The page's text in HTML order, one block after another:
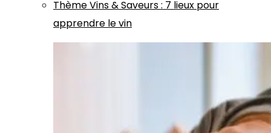
ThèmeVins & Saveurs: 7 lieux pour
apprendre le vin